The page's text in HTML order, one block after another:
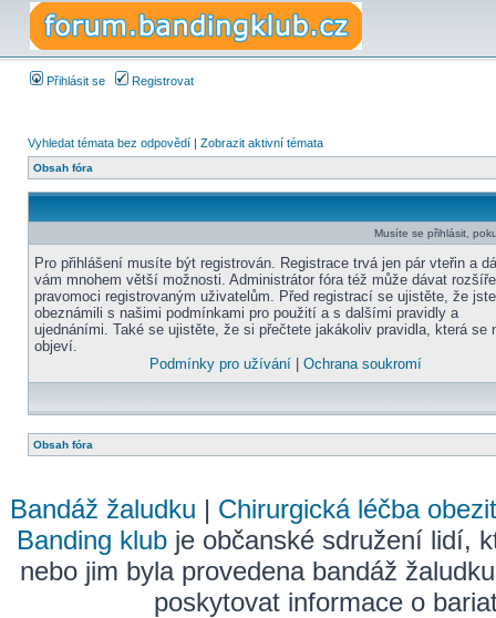
Přihlásit se Registrovat
Vyhledat témata bez odpovědí | Zobrazit aktivní témata
Obsah fóra
Musíte se přihlásit,
Pro přihlášení musíte být registrován. Registrace trvá jen pár vteřin a
vám mnohem větší možnosti. Administrátor fóra též může dávat
pravomoci registrovaným uživatelům. Před registrací se ujistěte, že
obeznámili s našimi podmínkami pro použití a s dalšími pravidly a
ujednáními. Také se ujistěte, že si přečtete jakákoliv pravidla, která se
objeví.
Podmínky pro užívání| Ochrana soukromí
Obsah fóra
Bandáž žaludku | Chirurgická léčba
Banding klub je občanské sdružení lidí,
nebo jim byla provedena bandáž
poskytovat informace o